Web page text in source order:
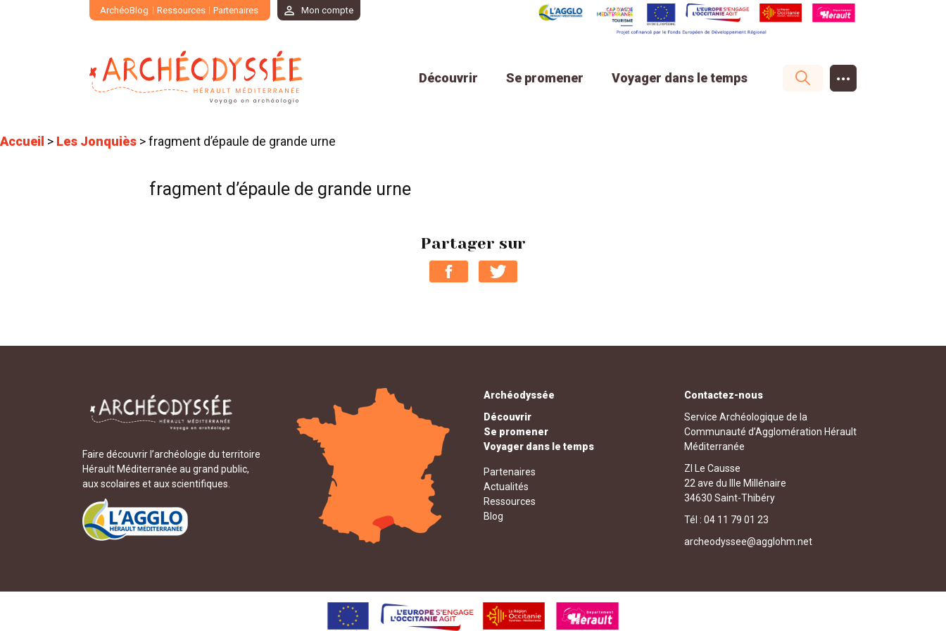
ArchéoBlog Ressources Partenaires Mon compte
Découvrir Se promener Voyager dans le temps ...
Accueil > Les Jonquiès >fragment d’épaule de grande urne
fragment d’épaule de grande urne
Partager sur
Faire découvrir l’archéologie du territoire
Hérault Méditerranée au grand public,
aux scolaires et aux scientifiques.
Archéodyssée
Découvrir
Se promener
Voyager dans le temps
Partenaires
Actualités
Ressources
Blog
Contactez-nous
Service Archéologique de la
Communauté d’Agglomération Hérault
Méditerranée
ZI Le Causse
22 ave du IIIe Millénaire
34630 Saint-Thibéry
Tél : 04 11 79 01 23
archeodyssee@agglohm.net